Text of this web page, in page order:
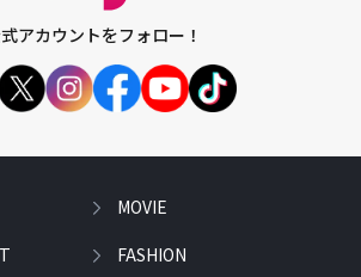
アカウントをフォロー！
MOVIE
FASHION